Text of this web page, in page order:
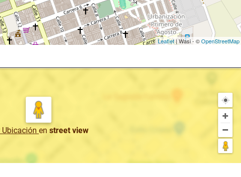
Leaflet| Wasi - ©OpenStreetMap
Ubicación en street view